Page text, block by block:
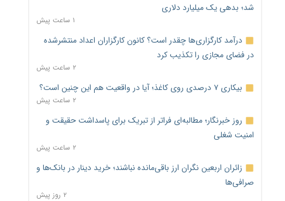
شد؛ بدهی یک میلیارد دلاری
۱ ساعت پیش
درآمد کارگزاری‌ها چقدر است؟ کانون کارگزاران اعداد منتشرشده
در فضای مجازی را تکذیب کرد
۲ ساعت پیش
بیکاری ۷ درصدی روی کاغذ؛ آیا در واقعیت هم این چنین است؟
۲ ساعت پیش
روز خبرنگار؛ مطالبه‌ای فراتر از تبریک برای پاسداشت حقیقت و
امنیت شغلی
۲ ساعت پیش
زائران اربعین نگران ارز باقی‌مانده نباشند؛ خرید دینار در بانک‌ها و
صرافی‌ها
۲ روز پیش